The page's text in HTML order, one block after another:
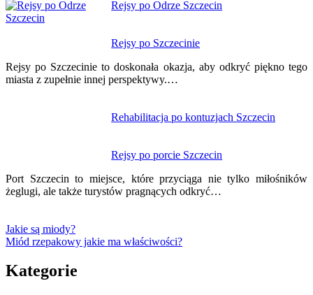
Rejsy po Odrze Szczecin
Rejsy po Szczecinie
Rejsy po Szczecinie to doskonała okazja, aby odkryć piękno tego
miasta z zupełnie innej perspektywy.…
Rehabilitacja po kontuzjach Szczecin
Rejsy po porcie Szczecin
Port Szczecin to miejsce, które przyciąga nie tylko miłośników
żeglugi, ale także turystów pragnących odkryć…
Jakie są miody?
Miód rzepakowy jakie ma właściwości?
Kategorie